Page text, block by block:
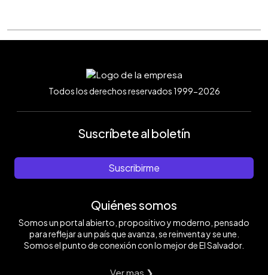
Todos los derechos reservados 1999-2026
Suscríbete al boletín
Suscribirme
Quiénes somos
Somos un portal abierto, propositivo y moderno, pensado
para reflejar a un país que avanza, se reinventa y se une.
Somos el punto de conexión con lo mejor de El Salvador.
Ver mas ❯